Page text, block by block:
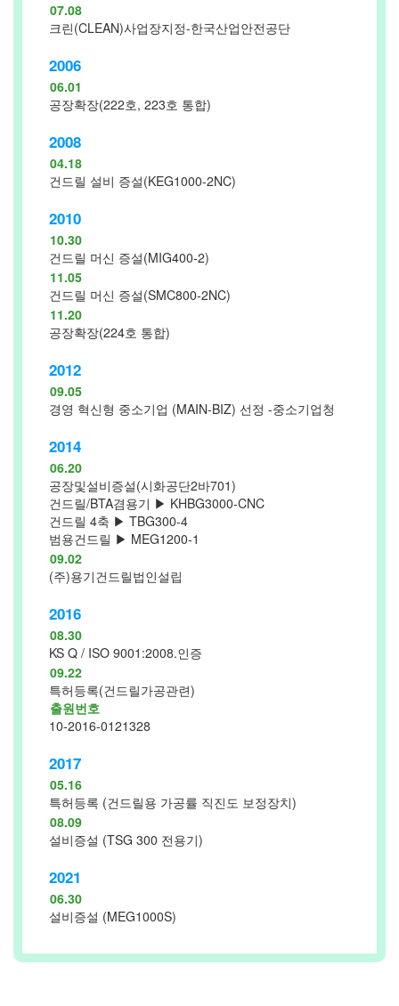
07.08
크린(CLEAN)사업장지정-한국산업안전공단
2006
06.01
공장확장(222호, 223호 통합)
2008
04.18
건드릴 설비 증설(KEG1000-2NC)
2010
10.30
건드릴 머신 증설(MIG400-2)
11.05
건드릴 머신 증설(SMC800-2NC)
11.20
공장확장(224호 통합)
2012
09.05
경영 혁신형 중소기업 (MAIN-BIZ) 선정 -중소기업청
2014
06.20
공장및설비증설(시화공단2바701)
건드릴/BTA겸용기 ▶ KHBG3000-CNC
건드릴 4축 ▶ TBG300-4
범용건드릴 ▶ MEG1200-1
09.02
(주)용기건드릴법인설립
2016
08.30
KS Q / ISO 9001:2008.인증
09.22
특허등록(건드릴가공관련)
출원번호
10-2016-0121328
2017
05.16
특허등록 (건드릴용 가공률 직진도 보정장치)
08.09
설비증설 (TSG 300 전용기)
2021
06.30
설비증설 (MEG1000S)